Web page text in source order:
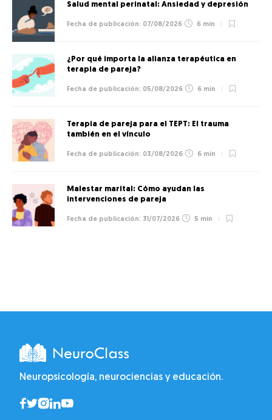
Salud mental perinatal: Ansiedad y depresión
07/08/2026 6 min
¿Por qué importa la alianza terapéutica en
terapia de pareja?
05/08/2026 6 min
Terapia de pareja para el TEPT: El trauma
también en el vínculo
03/08/2026 6 min
Malestar marital: Cómo ayudan las
intervenciones de pareja
31/07/2026 5 min
Neuropsicología, neurociencias y educación.